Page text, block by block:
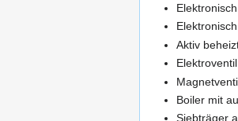
Aktiv
Elektroventil
Boiler mit
Siebträger